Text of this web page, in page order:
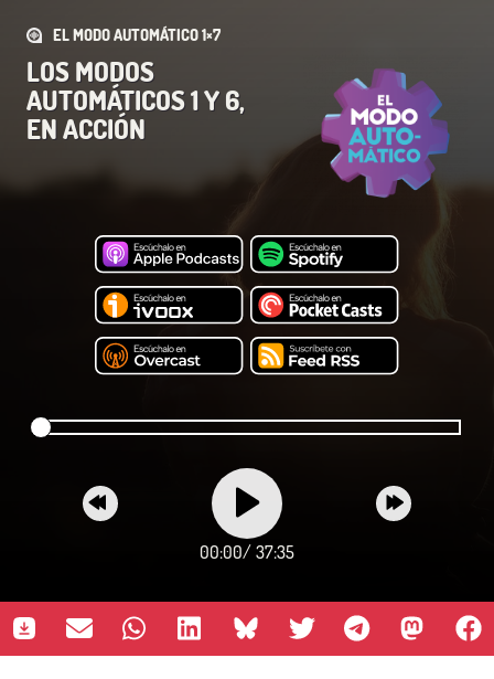
EL MODO AUTOMÁTICO 1×7
LOS MODOS
AUTOMÁTICOS 1 Y 6,
EN ACCIÓN
00:00/ 37:35